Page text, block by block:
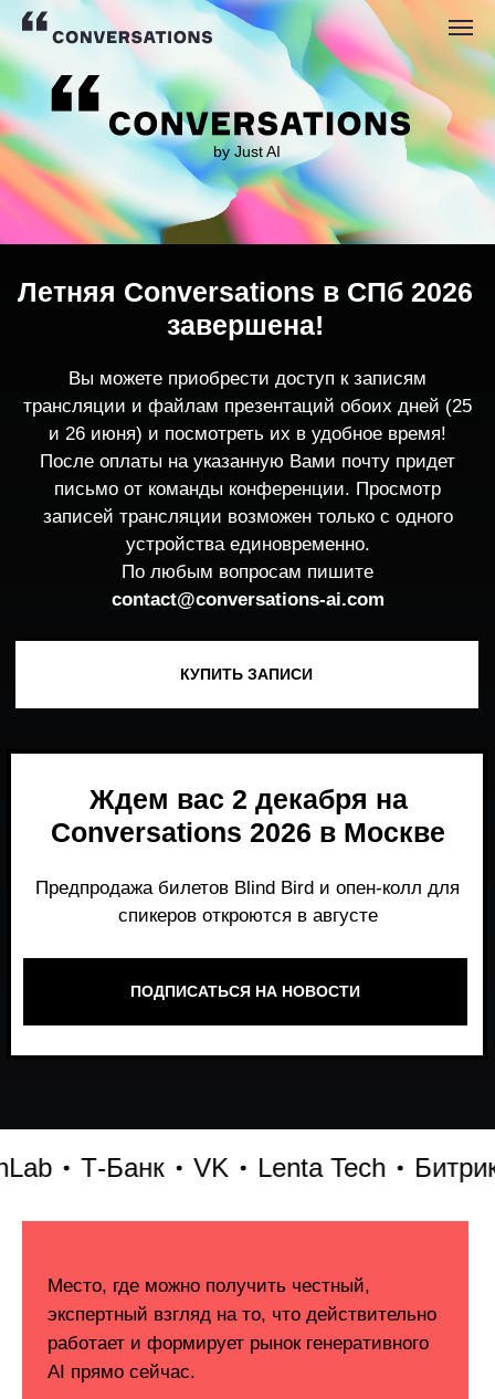
by Just AI
трансляции и файлам презентаций обоих дней (25
После оплаты на указанную Вами почту придет
записей трансляции возможен только с одного
устройства единовременно.
По любым вопросам пишите
contact@conversations-ai.co m
Летняя Conversations в СПб 2026
завершена!
Ждем вас 2 декабря на
Conversations 2026 в Москве
ПОДПИСАТЬСЯ НА НОВОСТИ
Т-Банк VK Lenta Tech Битрикс24
Место, где можно получить честный,
работает и формирует рынок генеративного